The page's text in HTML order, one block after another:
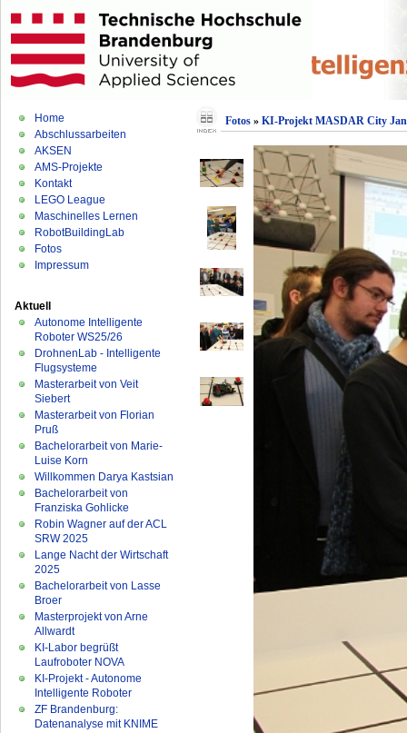
Home
Abschlussarbeiten
AKSEN
AMS-Projekte
Kontakt
LEGO League
Maschinelles Lernen
RobotBuildingLab
Fotos
Impressum
Aktuell
Autonome Intelligente
Roboter WS25/26
DrohnenLab - Intelligente
Flugsysteme
Masterarbeit von Veit
Siebert
Masterarbeit von Florian
Pruß
Bachelorarbeit von Marie-
Luise Korn
Willkommen Darya Kastsian
Bachelorarbeit von
Franziska Gohlicke
Robin Wagner auf der ACL
SRW 2025
Lange Nacht der Wirtschaft
2025
Bachelorarbeit von Lasse
Broer
Masterprojekt von Arne
Allwardt
KI-Labor begrüßt
Laufroboter NOVA
KI-Projekt - Autonome
Intelligente Roboter
ZF Brandenburg:
Datenanalyse mit KNIME
Fotos» KI-Projekt MASDAR City